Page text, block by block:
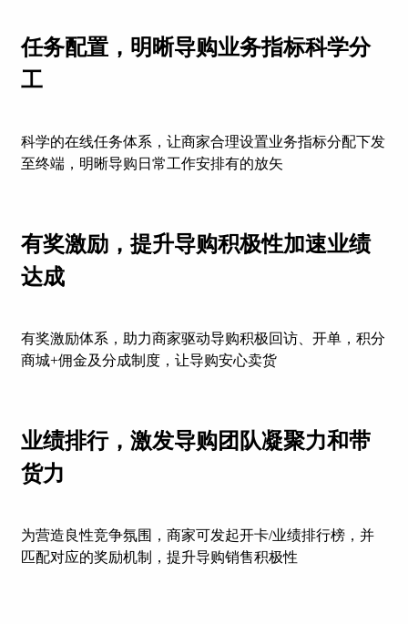
任务配置，明晰导购业务指标科学分
工
科学的在线任务体系，让商家合理设置业务指标分配下发
至终端，明晰导购日常工作安排有的放矢
有奖激励，提升导购积极性加速业绩
达成
有奖激励体系，助力商家驱动导购积极回访、开单，积分
商城+佣金及分成制度，让导购安心卖货
业绩排行，激发导购团队凝聚力和带
货力
为营造良性竞争氛围，商家可发起开卡/业绩排行榜，并
匹配对应的奖励机制，提升导购销售积极性